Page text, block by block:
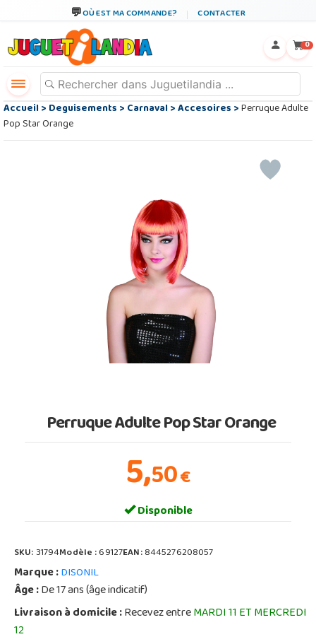
OÙ EST MA COMMANDE? CONTACTER
0
Accueil>Deguisements>Carnaval>Accesoires>Perruque Adulte
Pop Star Orange
Perruque Adulte Pop Star Orange
5,50€
Disponible
SKU:31794Modèle :69127EAN:8445276208057
Marque :DISONIL
Âge :De 17 ans (âge indicatif)
Livraison à domicile :Recevez entreMARDI 11 ET MERCREDI
12